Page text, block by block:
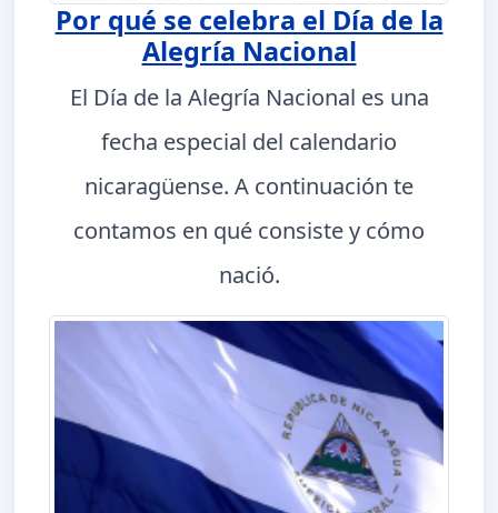
Por qué se celebra el Día de la
Alegría Nacional
El Día de la Alegría Nacional es una
fecha especial del calendario
nicaragüense. A continuación te
contamos en qué consiste y cómo
nació.